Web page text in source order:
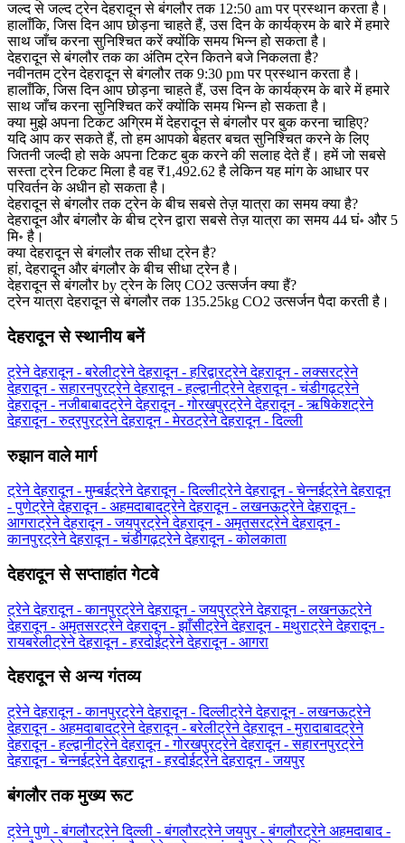
जल्द से जल्द ट्रेन देहरादून से बंगलौर तक 12:50 am पर प्रस्थान करता है।
हालाँकि, जिस दिन आप छोड़ना चाहते हैं, उस दिन के कार्यक्रम के बारे में हमारे
साथ जाँच करना सुनिश्चित करें क्योंकि समय भिन्न हो सकता है।
देहरादून से बंगलौर तक का अंतिम ट्रेन कितने बजे निकलता है?
नवीनतम ट्रेन देहरादून से बंगलौर तक 9:30 pm पर प्रस्थान करता है।
हालाँकि, जिस दिन आप छोड़ना चाहते हैं, उस दिन के कार्यक्रम के बारे में हमारे
साथ जाँच करना सुनिश्चित करें क्योंकि समय भिन्न हो सकता है।
क्या मुझे अपना टिकट अग्रिम में देहरादून से बंगलौर पर बुक करना चाहिए?
यदि आप कर सकते हैं, तो हम आपको बेहतर बचत सुनिश्चित करने के लिए
जितनी जल्दी हो सके अपना टिकट बुक करने की सलाह देते हैं। हमें जो सबसे
सस्ता ट्रेन टिकट मिला है वह ₹1,492.62 है लेकिन यह मांग के आधार पर
परिवर्तन के अधीन हो सकता है।
देहरादून से बंगलौर तक ट्रेन के बीच सबसे तेज़ यात्रा का समय क्या है?
देहरादून और बंगलौर के बीच ट्रेन द्वारा सबसे तेज़ यात्रा का समय 44 घं॰ और 5
मि॰ है।
क्या देहरादून से बंगलौर तक सीधा ट्रेन है?
हां, देहरादून और बंगलौर के बीच सीधा ट्रेन है।
देहरादून से बंगलौर by ट्रेन के लिए CO2 उत्सर्जन क्या हैं?
ट्रेन यात्रा देहरादून से बंगलौर तक 135.25kg CO2 उत्सर्जन पैदा करती है।
देहरादून से स्थानीय बनें
ट्रेने देहरादून - बरेलीट्रेने देहरादून - हरिद्वारट्रेने देहरादून - लक्सरट्रेने
देहरादून - सहारनपुरट्रेने देहरादून - हल्द्वानीट्रेने देहरादून - चंडीगढ़ट्रेने
देहरादून - नजीबाबादट्रेने देहरादून - गोरखपुरट्रेने देहरादून - ऋषिकेशट्रेने
देहरादून - रुद्रपुरट्रेने देहरादून - मेरठट्रेने देहरादून - दिल्ली
रुझान वाले मार्ग
ट्रेने देहरादून - मुम्बईट्रेने देहरादून - दिल्लीट्रेने देहरादून - चेन्नईट्रेने देहरादून
- पुणेट्रेने देहरादून - अहमदाबादट्रेने देहरादून - लखनऊट्रेने देहरादून -
आगराट्रेने देहरादून - जयपुरट्रेने देहरादून - अमृतसरट्रेने देहरादून -
कानपुरट्रेने देहरादून - चंडीगढ़ट्रेने देहरादून - कोलकाता
देहरादून से सप्ताहांत गेटवे
ट्रेने देहरादून - कानपुरट्रेने देहरादून - जयपुरट्रेने देहरादून - लखनऊट्रेने
देहरादून - अमृतसरट्रेने देहरादून - झाँसीट्रेने देहरादून - मथुराट्रेने देहरादून -
रायबरेलीट्रेने देहरादून - हरदोईट्रेने देहरादून - आगरा
देहरादून से अन्य गंतव्य
ट्रेने देहरादून - कानपुरट्रेने देहरादून - दिल्लीट्रेने देहरादून - लखनऊट्रेने
देहरादून - अहमदाबादट्रेने देहरादून - बरेलीट्रेने देहरादून - मुरादाबादट्रेने
देहरादून - हल्द्वानीट्रेने देहरादून - गोरखपुरट्रेने देहरादून - सहारनपुरट्रेने
देहरादून - चेन्नईट्रेने देहरादून - हरदोईट्रेने देहरादून - जयपुर
बंगलौर तक मुख्य रूट
ट्रेने पुणे - बंगलौरट्रेने दिल्ली - बंगलौरट्रेने जयपुर - बंगलौरट्रेने अहमदाबाद -